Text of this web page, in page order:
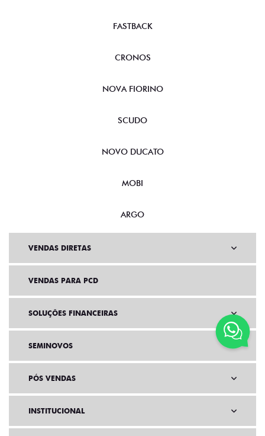
FASTBACK
CRONOS
NOVA FIORINO
SCUDO
NOVO DUCATO
MOBI
ARGO
VENDAS DIRETAS
VENDAS PARA PCD
SOLUÇÕES FINANCEIRAS
SEMINOVOS
PÓS VENDAS
INSTITUCIONAL